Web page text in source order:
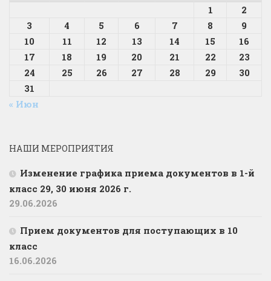
1
2
3
4 5 6 7 8
9
10
11 12 13 14 15
16
17
18 19 20 21 22
23
24
25 26 27 28 29
30
31
« Июн
НАШИ МЕРОПРИЯТИЯ
Изменение графика приема документов в 1-й
класс 29, 30 июня 2026 г.
29.06.2026
Прием документов для поступающих в 10
класс
16.06.2026